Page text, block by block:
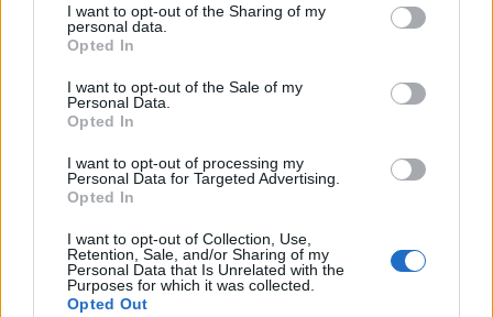
not limited to your visit or usage behaviour. You may click to
grant or deny consent to Google and its third-party tags to
use your data for below specified purposes in below Google
consent section.
I want to opt-out of the Sharing of my
personal data.
Opted In
I want to opt-out of the Sale of my
Personal Data.
Opted In
I want to opt-out of processing my
Personal Data for Targeted Advertising.
Opted In
I want to opt-out of Collection, Use,
Retention, Sale, and/or Sharing of my
Personal Data that Is Unrelated with the
Purposes for which it was collected.
Opted Out
középhegységet, vagy imázst épít a semminek ? mint aki
egy választási kampányrendezvényről lépett be a színre.
Kovács Gerzson Péter enervált és flegmatikus, Kántor Kata
nemes és kiszámíthatatlan, az elképesztő energiával,
pillantással ölő főosztályvezető, amúgy nagyon sok
Xanaxon.
A repetitív játék intenzitása sajátosan hullámzik, de olykor
igen magasra csap. DJ Wondawulf eklektikus, jól
szerkesztett zenéjére vélt, szinte negédes idill, téboly és